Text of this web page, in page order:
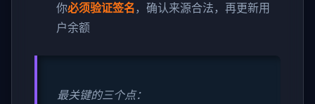
你必须验证签名 ，确认来源合法，再更新用
户余额
最关键的三个点：